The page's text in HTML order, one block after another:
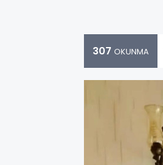
307 OKUNMA